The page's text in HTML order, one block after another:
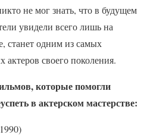
не мог знать, что в будущем
увидели всего лишь на
станет одним из самых
своего поколения.
которые помогли
в актерском мастерстве: